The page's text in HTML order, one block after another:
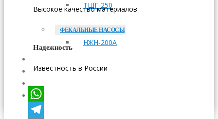
ТШГ-250
ФЕКАЛЬНЫЕ НАСОСЫ
НЖН-200А
ДОСТАВКА
Высокое качество материалов
Надежность
Известность в России
WhatsApp